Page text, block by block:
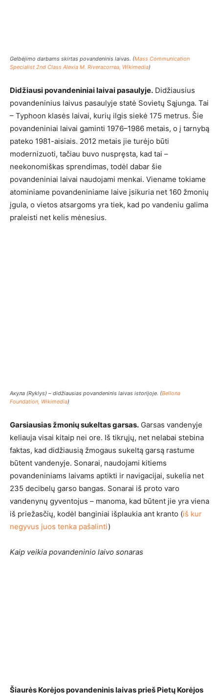
Gelbėjimo darbams skirtas povandeninis laivas. (Mass Communication
Specialist 2nd Class Alexia M. Riveracorrea, Wikimedia)
Didžiausi povandeniniai laivai pasaulyje. Didžiausius
povandeninius laivus pasaulyje statė Sovietų Sąjunga. Tai
– Typhoon klasės laivai, kurių ilgis siekė 175 metrus. Šie
povandeniniai laivai gaminti 1976–1986 metais, o į tarnybą
pateko 1981-aisiais. 2012 metais jie turėjo būti
modernizuoti, tačiau buvo nuspręsta, kad tai –
neekonomiškas sprendimas, todėl dabar šie
povandeniniai laivai naudojami menkai. Viename tokiame
atominiame povandeniniame laive įsikuria net 160 žmonių
įgula, o vietos atsargoms yra tiek, kad po vandeniu galima
praleisti net kelis mėnesius.
Акула (Ryklys) – didžiausias povandeninis laivas istorijoje. (Bellona
Foundation, Wikimedia)
Garsiausias žmonių sukeltas garsas. Garsas vandenyje
keliauja visai kitaip nei ore. Iš tikrųjų, net nelabai stebina
faktas, kad didžiausią žmogaus sukeltą garsą rastume
būtent vandenyje. Sonarai, naudojami kitiems
povandeniniams laivams aptikti ir navigacijai, sukelia net
235 decibelų garso bangas. Sonarai iš proto varo
vandenynų gyventojus – manoma, kad būtent jie yra viena
iš priežasčių, kodėl banginiai išplaukia ant kranto (iš kur
negyvus juos tenka pašalinti)
Kaip veikia povandeninio laivo sonaras
Šiaurės Korėjos povandeninis laivas prieš Pietų Korėjos